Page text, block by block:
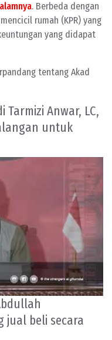
. Berbeda dengan
rumah (KPR) yang
yang didapat
tentang Akad
Tarmizi Anwar, LC,
untuk
jual beli secara